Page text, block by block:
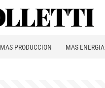
MÁS PRODUCCIÓN MÁS ENERGÍA